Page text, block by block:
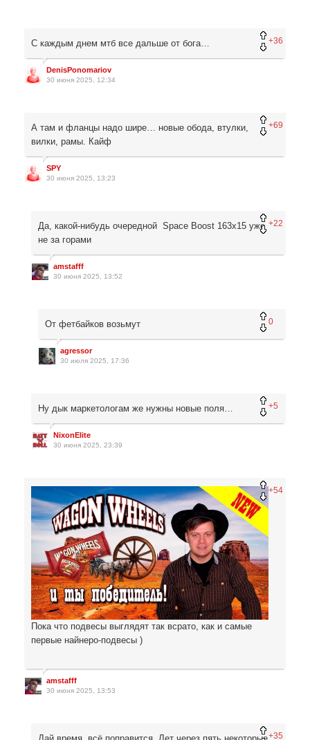
+36
С каждым днем мтб все дальше от бога…
DenisPonomariov
30 июня 2025, 12:34
+69
А там и фланцы надо шире… новые обода, втулки,
вилки, рамы. Кайф
SPY
30 июня 2025, 13:23
+22
Да, какой-нибудь очередной Space Boost 163х15 уже
не за горами
amstafff
30 июня 2025, 13:52
0
От фетбайков возьмут
agressor
30 июля 2025, 17:36
+5
Ну дык маркетологам же нужны новые поля…
NixonElite
30 июня 2025, 23:39
+54
Пока что подвесы выглядят так всрато, как и самые
первые найнеро-подвесы )
amstafff
30 июня 2025, 13:53
+35